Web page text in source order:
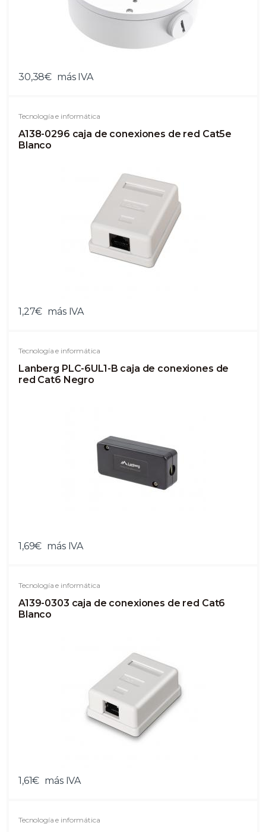
30,38€ más IVA
Tecnología e informática
A138-0296 caja de conexiones de red Cat5e
Blanco
1,27€ más IVA
Tecnología e informática
Lanberg PLC-6UL1-B caja de conexiones de
red Cat6 Negro
1,69€ más IVA
Tecnología e informática
A139-0303 caja de conexiones de red Cat6
Blanco
1,61€ más IVA
Tecnología e informática